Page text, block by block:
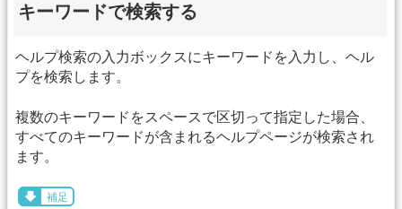
キーワードで検索する
ヘルプ検索の入力ボックスにキーワードを入力し、ヘル
プを検索します。
複数のキーワードをスペースで区切って指定した場合、
すべてのキーワードが含まれるヘルプページが検索され
ます。
補足